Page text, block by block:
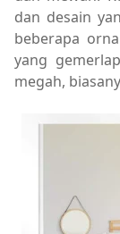
dan desain
beberapa
yang
megah,